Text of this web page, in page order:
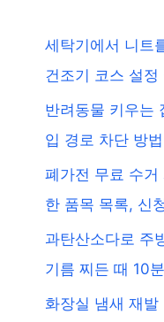
세탁기에서 니트
건조기 코스 설정
반려동물 키우는
입 경로 차단 방법
폐가전 무료 수거
한 품목 목록, 신
과탄산소다로 주
기름 찌든 때 10
화장실 냄새 재